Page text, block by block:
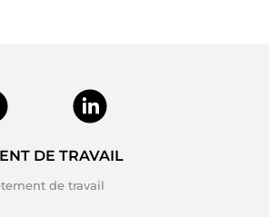
DE TRAVAIL
de travail